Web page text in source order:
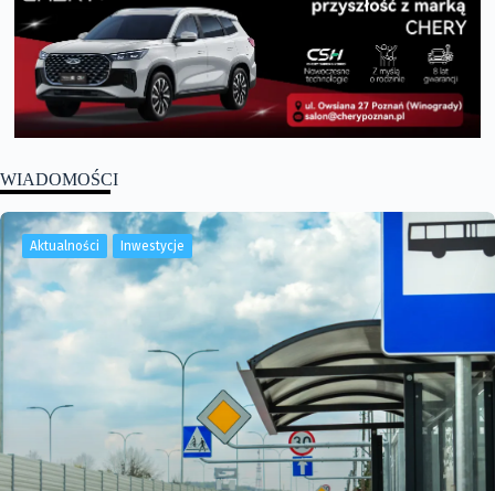
WIADOMOŚCI
Aktualności Inwestycje